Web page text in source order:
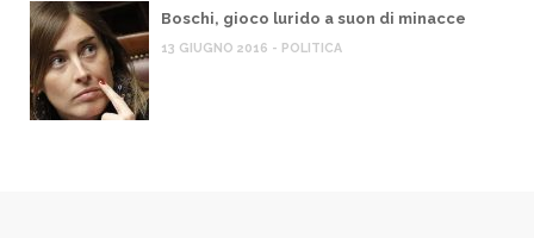
Boschi, gioco lurido a suon di minacce
13 GIUGNO 2016 - POLITICA